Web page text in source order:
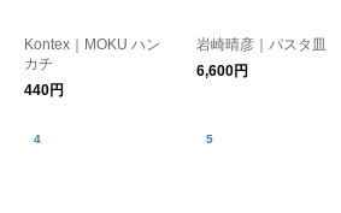
Kontex｜MOKU ハン
カチ
440円
岩崎晴彦｜パスタ皿
6,600円